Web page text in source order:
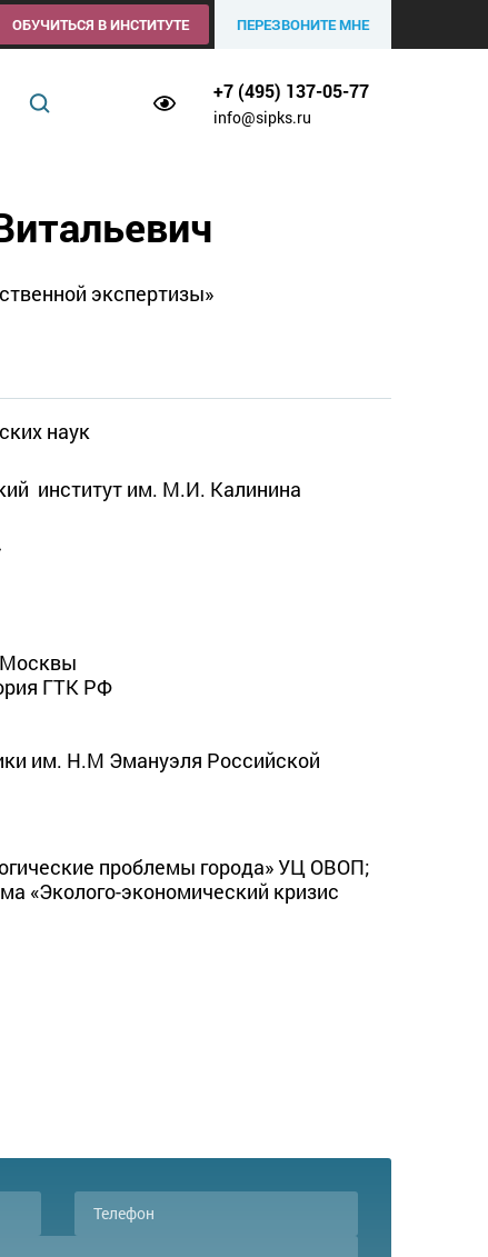
ОБУЧИТЬСЯ В ИНСТИТУТЕ ПЕРЕЗВОНИТЕ МНЕ
+7 (495) 137-05-77
info@sipks.ru
экспертизы»
наук
институт им. М.И. Калинина
Москвы
ГТК РФ
им. Н.М Эмануэля Российской
проблемы города» УЦ ОВОП;
«Эколого-экономический кризис